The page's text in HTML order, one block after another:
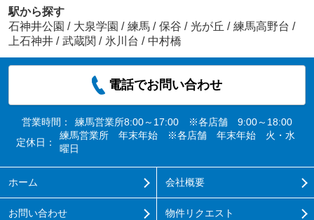
駅から探す
石神井公園 / 大泉学園 / 練馬 / 保谷 / 光が丘 / 練馬高野台 /
上石神井 / 武蔵関 / 氷川台 / 中村橋
電話でお問い合わせ
営業時間：
練馬営業所8:00～17:00 ※各店舗 9:00～18:00
定休日：
練馬営業所 年末年始 ※各店舗 年末年始 火・水
曜日
ホーム 会社概要
お問い合わせ 物件リクエスト